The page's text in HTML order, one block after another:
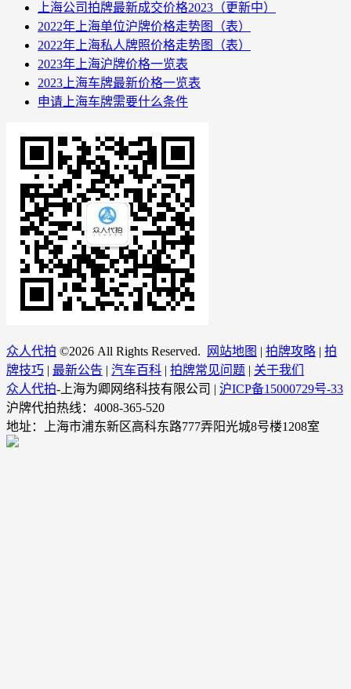
上海公司拍牌最新成交价格2023（更新中）
2022年上海单位沪牌价格走势图（表）
2022年上海私人牌照价格走势图（表）
2023年上海沪牌价格一览表
2023上海车牌最新价格一览表
申请上海车牌需要什么条件
众人代拍 ©2026 All Rights Reserved. 网站地图 | 拍牌攻略 | 拍
牌技巧 | 最新公告 | 汽车百科 | 拍牌常见问题 | 关于我们
众人代拍-上海为卿网络科技有限公司 | 沪ICP备15000729号-33
沪牌代拍热线：4008-365-520
地址：上海市浦东新区高科东路777弄阳光城8号楼1208室